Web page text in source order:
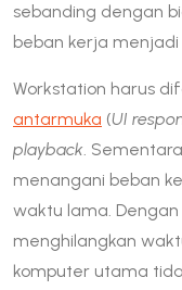
sebanding dengan
beban kerja menjadi
Workstation harus
antarmuka (UI
playback.
menangani beban
waktu lama.
menghilangkan
komputer utama